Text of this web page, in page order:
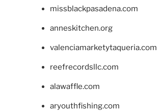
missblackpasadena.com
anneskitchen.org
valenciamarketytaqueria.com
reefrecordsllc.com
alawaffle.com
aryouthfishing.com